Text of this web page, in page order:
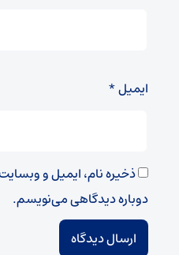
ایمیل*
ذخیره نام، ایمیل و
دوباره دیدگاهی می‌نویسم.